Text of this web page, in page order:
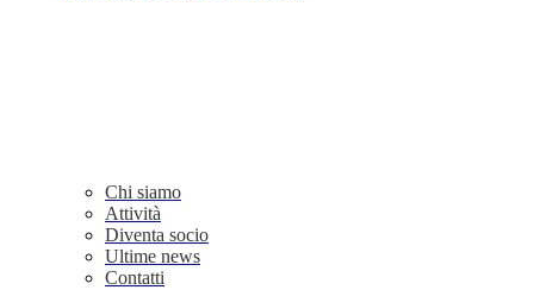
Chi siamo
Attività
Diventa socio
Ultime news
Contatti